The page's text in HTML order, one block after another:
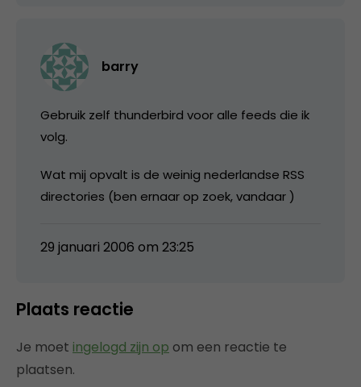
barry
Gebruik zelf thunderbird voor alle feeds die ik
volg.
Wat mij opvalt is de weinig nederlandse RSS
directories (ben ernaar op zoek, vandaar )
29 januari 2006 om 23:25
Plaats reactie
Je moet ingelogd zijn op om een reactie te
plaatsen.